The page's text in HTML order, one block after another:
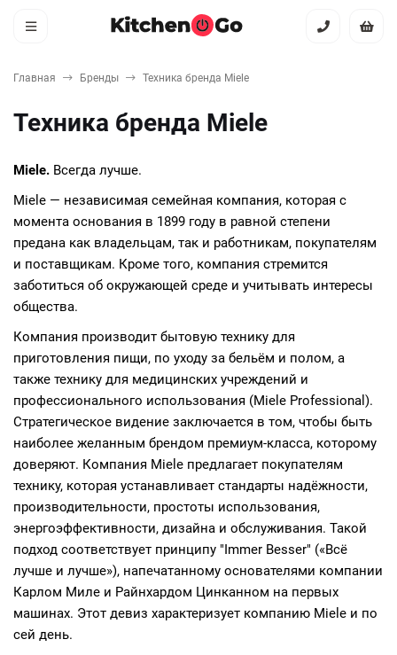
Главная Бренды Техника бренда Miele
Техника бренда Miele
Miele. Всегда лучше.
Miele — независимая семейная компания, которая с
момента основания в 1899 году в равной степени
предана как владельцам, так и работникам, покупателям
и поставщикам. Кроме того, компания стремится
заботиться об окружающей среде и учитывать интересы
общества.
Компания производит бытовую технику для
приготовления пищи, по уходу за бельём и полом, а
также технику для медицинских учреждений и
профессионального использования (Miele Professional).
Стратегическое видение заключается в том, чтобы быть
наиболее желанным брендом премиум-класса, которому
доверяют. Компания Miele предлагает покупателям
технику, которая устанавливает стандарты надёжности,
производительности, простоты использования,
энергоэффективности, дизайна и обслуживания. Такой
подход соответствует принципу "Immer Besser" («Всё
лучше и лучше»), напечатанному основателями компании
Карлом Миле и Райнхардом Цинканном на первых
машинах. Этот девиз характеризует компанию Miele и по
сей день.